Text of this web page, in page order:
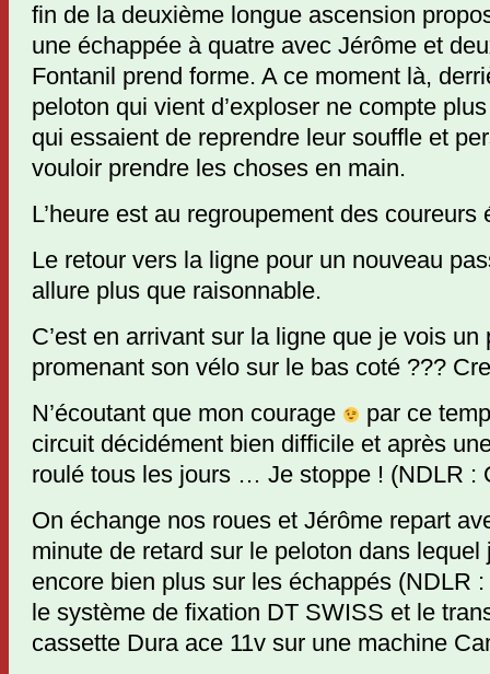
fin de la deuxième longue ascension
une échappée à quatre avec Jérôme et
Fontanil prend forme. A ce moment là,
peloton qui vient d’exploser ne compte
qui essaient de reprendre leur souffle et
vouloir prendre les choses en main.
L’heure est au regroupement des
Le retour vers la ligne pour un nouveau
allure plus que raisonnable.
C’est en arrivant sur la ligne que je vois
promenant son vélo sur le bas coté ???
N’écoutant que mon courage
par ce
circuit décidément bien difficile et après
roulé tous les jours … Je stoppe ! (NDLR :
On échange nos roues et Jérôme repart
minute de retard sur le peloton dans
encore bien plus sur les échappés (NDLR
le système de fixation DT SWISS et le
cassette Dura ace 11v sur une machine